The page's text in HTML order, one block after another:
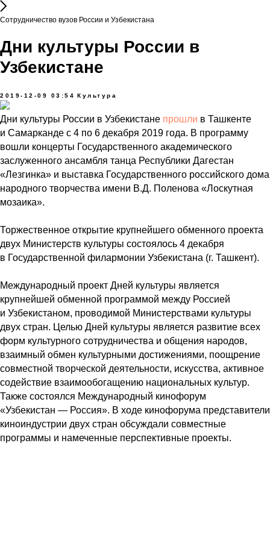
Сотрудничество вузов России и Узбекистана
Дни культуры России в
Узбекистане
2019-12-09 03:54 Культура
Дни культуры России в Узбекистане прошли в Ташкенте
и Самарканде с 4 по 6 декабря 2019 года. В программу
вошли концерты Государственного академического
заслуженного ансамбля танца Республики Дагестан
«Лезгинка» и выставка Государственного российского дома
народного творчества имени В.Д. Поленова «Лоскутная
мозаика».
Торжественное открытие крупнейшего обменного проекта
двух Министерств культуры состоялось 4 декабря
в Государственной филармонии Узбекистана (г. Ташкент).
Международный проект Дней культуры является
крупнейшей обменной программой между Россией
и Узбекистаном, проводимой Министерствами культуры
двух стран. Целью Дней культуры является развитие всех
форм культурного сотрудничества и общения народов,
взаимный обмен культурными достижениями, поощрение
совместной творческой деятельности, искусства, активное
содействие взаимообогащению национальных культур.
Также состоялся Международный кинофорум
«Узбекистан — Россия». В ходе кинофорума представители
киноиндустрии двух стран обсуждали совместные
программы и намеченные перспективные проекты.